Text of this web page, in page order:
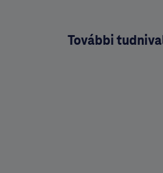
További